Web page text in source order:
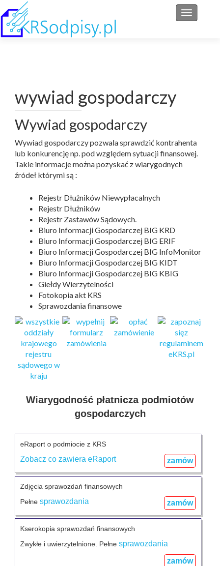
Przełącz
wywiad gospodarczy
Wywiad gospodarczy
Wywiad gospodarczy pozwala sprawdzić kontrahenta
lub konkurencję np. pod względem sytuacji finansowej.
Takie informacje można pozyskać z wiarygodnych
źródeł którymi są :
Rejestr Dłużników Niewypłacalnych
Rejestr Dłużników
Rejestr Zastawów Sądowych.
Biuro Informacji Gospodarczej BIG KRD
Biuro Informacji Gospodarczej BIG ERIF
Biuro Informacji Gospodarczej BIG InfoMonitor
Biuro Informacji Gospodarczej BIG KIDT
Biuro Informacji Gospodarczej BIG KBIG
Giełdy Wierzytelności
Fotokopia akt KRS
Sprawozdania finansowe
Wiarygodność płatnicza podmiotów
gospodarczych
eRaport o podmiocie z KRS
Zobacz co zawiera eRaport zamów
Zdjęcia sprawozdań finansowych
Pełne sprawozdania zamów
Kserokopia sprawozdań finansowych
Zwykłe i uwierzytelnione. Pełne sprawozdania
zamów